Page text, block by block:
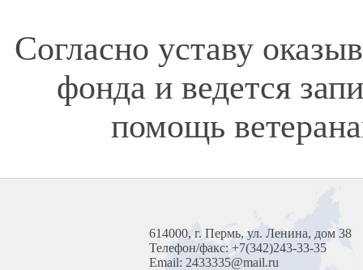
Согласно уставу
фонда и ведется
помощь
614000, г. Пермь, ул. Ленина, дом 38
Телефон/факс: +7(342)243-33-35
Email: 2433335@mail.ru